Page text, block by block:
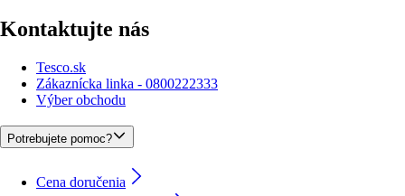
Kontaktujte nás
Tesco.sk
Zákaznícka linka - 0800222333
Výber obchodu
Potrebujete pomoc?
Cena doručenia